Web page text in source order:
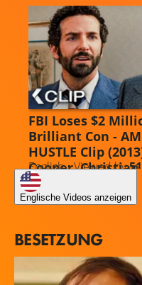
FBI Loses $2
Brilliant Con -
HUSTLE Clip
Cooper, Christian
English • Viewed by
Englische Videos anzeigen
BESETZUNG